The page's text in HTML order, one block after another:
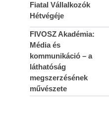
Fiatal Vállalkozók
Hétvégéje
FIVOSZ Akadémia:
Média és
kommunikáció – a
láthatóság
megszerzésének
művészete